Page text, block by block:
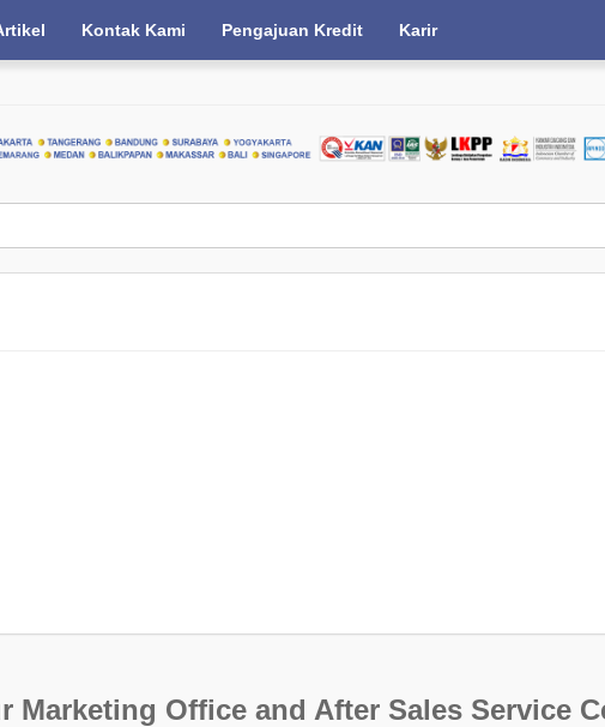
Kontak Kami Pengajuan Kredit Karir
Marketing Office and After Sales Service